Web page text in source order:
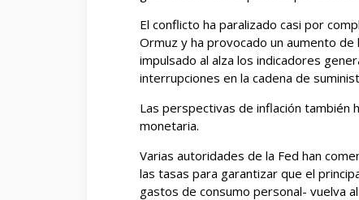
El conflicto ha paralizado casi por
Ormuz y ‌ha provocado un aumento
impulsado al alza los indicadores
interrupciones en la cadena de
Las perspectivas de inflación también
monetaria.
Varias autoridades de la Fed han
las tasas para garantizar que el
gastos de consumo ​personal- vuelva